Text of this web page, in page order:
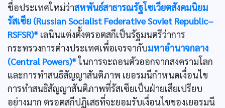
ชื่อประเทศใหม่ว่าสหพันธ์สาธารณรัฐโซเวียตสังคมนิยม
รัสเซีย (Russian Socialist Federative Soviet Republic–
RSFSR)* เลนินแต่งตั้งตรอตสกีเป็นรัฐมนตรีว่าการ
กระทรวงการต่างประเทศเพื่อเจรจากับมหาอำนาจกลาง
(Central Powers)*ในการจะถอนตัวออกจากสงครามโลก
และการทำสนธิสัญญาสันติภาพ เยอรมนีกำหนดเงื่อนไข
การทำสนธิสัญญาสันติภาพที่รัสเซียเป็นฝ่ายเสียเปรียบ
อย่างมาก ตรอตสกีปฏิเสธที่จะยอมรับเงื่อนไขของเยอรมนี